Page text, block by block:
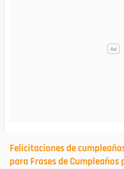
Felicitaciones de
para Frases de Cumpleaños